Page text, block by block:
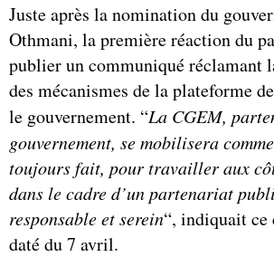
Juste après la nomination du
Othmani, la première réaction du
publier un communiqué réclamant
des mécanismes de la plateforme
le gouvernement. “La CGEM,
gouvernement, se mobilisera
toujours fait, pour travailler aux
dans le cadre d’un partenariat
responsable et serein“, indiquait
daté du 7 avril.